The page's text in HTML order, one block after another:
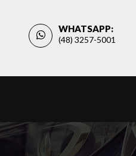
WHATSAPP:
(48) 3257-5001